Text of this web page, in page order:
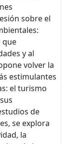
sobre el
que
y al
volver la
estimulantes
el turismo
de
se explora
la